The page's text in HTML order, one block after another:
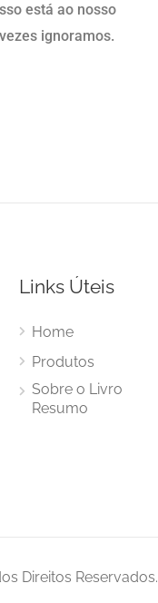
está ao nosso
ignoramos.
Links Úteis
Home
Produtos
Sobre o Livro
Resumo
Direitos Reservados.